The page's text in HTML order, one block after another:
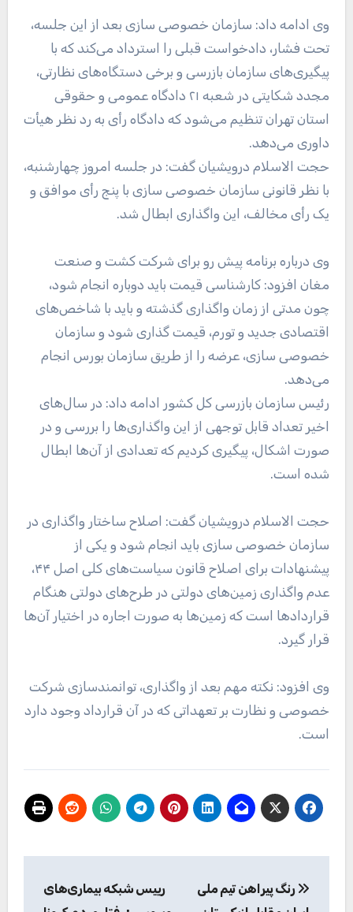
وی ادامه داد: سازمان خصوصی سازی بعد از این جلسه،
تحت فشار، دادخواست قبلی را استرداد می‌کند که با
پیگیری‌های سازمان بازرسی و برخی دستگاه‌های نظارتی،
مجدد شکایتی در شعبه ۲۱ دادگاه عمومی و حقوقی
استان تهران تنظیم می‌شود که دادگاه رأی به رد نظر هیأت
داوری می‌دهد.
حجت الاسلام درویشیان گفت: در جلسه امروز چهارشنبه،
با نظر قانونی سازمان خصوصی سازی با پنج رأی موافق و
یک رأی مخالف، این واگذاری ابطال شد.
وی درباره برنامه پیش رو برای شرکت کشت و صنعت
مغان افزود: کارشناسی قیمت باید دوباره انجام شود،
چون مدتی از زمان واگذاری گذشته و باید با شاخص‌های
اقتصادی جدید و تورم، قیمت گذاری شود و سازمان
خصوصی سازی، عرضه را از طریق سازمان بورس انجام
می‌دهد.
رئیس سازمان بازرسی کل کشور ادامه داد: در سال‌های
اخیر تعداد قابل توجهی از این واگذاری‌ها را بررسی و در
صورت اشکال، پیگیری کردیم که تعدادی از آن‌ها ابطال
شده است.
حجت الاسلام درویشیان گفت: اصلاح ساختار واگذاری در
سازمان خصوصی سازی باید انجام شود و یکی از
پیشنهادات برای اصلاح قانون سیاست‌های کلی اصل ۴۴،
عدم واگذاری زمین‌های دولتی در طرح‌های دولتی هنگام
قرارداد‌ها است که زمین‌ها به صورت اجاره در اختیار آن‌ها
قرار گیرد.
وی افزود: نکته مهم بعد از واگذاری، توانمندسازی شرکت
خصوصی و نظارت بر تعهداتی که در آن قرارداد وجود دارد
است.
نوشته
رنگ پیراهن تیم ملی
رییس شبکه بیماری‌های